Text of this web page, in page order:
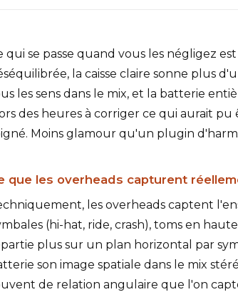
qui se passe quand vous les négligez
la caisse claire sonne plus
les sens dans le mix, et la batterie
des heures à corriger ce qui aurait
Moins glamour qu'un plugin
que les overheads capturent
les overheads captent
(hi-hat, ride, crash), toms en
plus sur un plan horizontal par
son image spatiale dans le mix
de relation angulaire que l'on